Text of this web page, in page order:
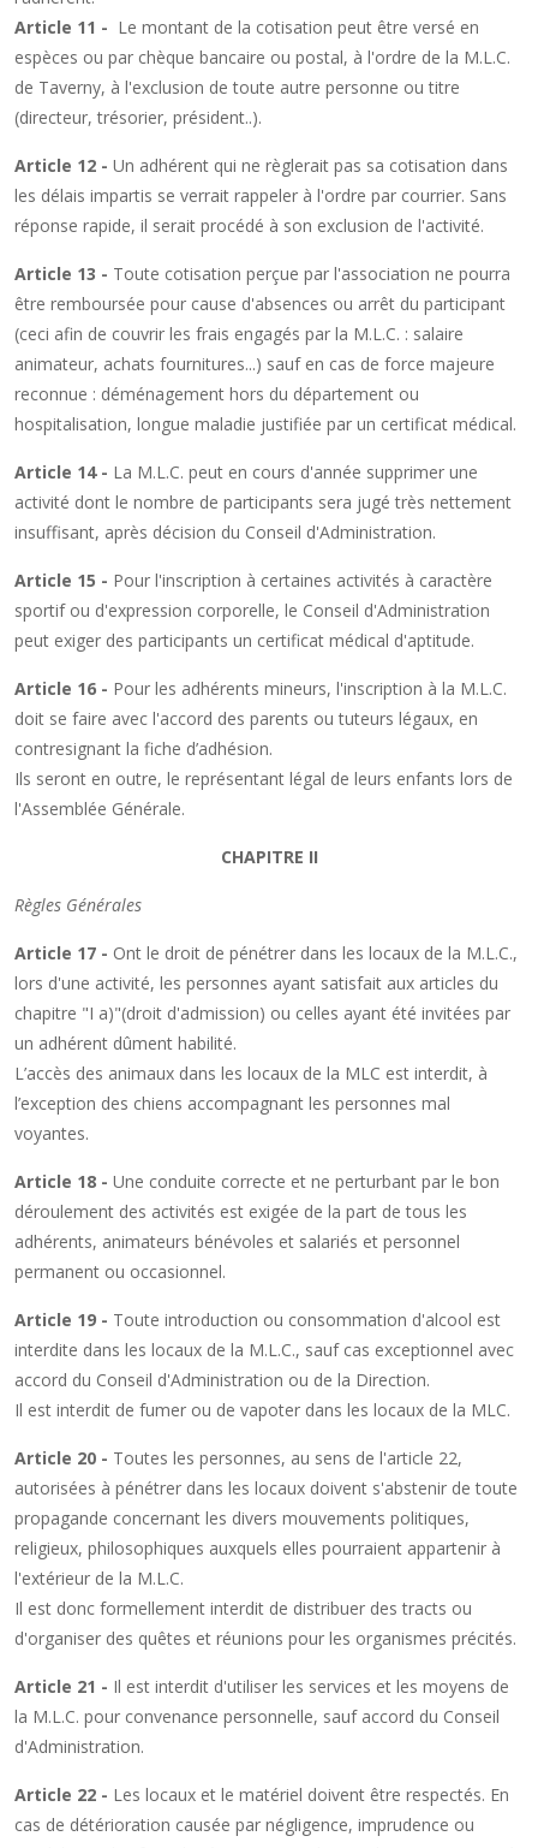
Article 11 - Le montant de la cotisation peut être versé en
espèces ou par chèque bancaire ou postal, à l'ordre de la M.L.C.
de Taverny, à l'exclusion de toute autre personne ou titre
(directeur, trésorier, président..).
Article 12 - Un adhérent qui ne règlerait pas sa cotisation dans
les délais impartis se verrait rappeler à l'ordre par courrier. Sans
réponse rapide, il serait procédé à son exclusion de l'activité.
Article 13 - Toute cotisation perçue par l'association ne pourra
être remboursée pour cause d'absences ou arrêt du participant
(ceci afin de couvrir les frais engagés par la M.L.C. : salaire
animateur, achats fournitures...) sauf en cas de force majeure
reconnue : déménagement hors du département ou
hospitalisation, longue maladie justifiée par un certificat médical.
Article 14 - La M.L.C. peut en cours d'année supprimer une
activité dont le nombre de participants sera jugé très nettement
insuffisant, après décision du Conseil d'Administration.
Article 15 - Pour l'inscription à certaines activités à caractère
sportif ou d'expression corporelle, le Conseil d'Administration
peut exiger des participants un certificat médical d'aptitude.
Article 16 - Pour les adhérents mineurs, l'inscription à la M.L.C.
doit se faire avec l'accord des parents ou tuteurs légaux, en
contresignant la fiche d’adhésion.
Ils seront en outre, le représentant légal de leurs enfants lors de
l'Assemblée Générale.
CHAPITRE II
Règles Générales
Article 17 - Ont le droit de pénétrer dans les locaux de la M.L.C.,
lors d'une activité, les personnes ayant satisfait aux articles du
chapitre "I a)"(droit d'admission) ou celles ayant été invitées par
un adhérent dûment habilité.
L’accès des animaux dans les locaux de la MLC est interdit, à
l’exception des chiens accompagnant les personnes mal
voyantes.
Article 18 - Une conduite correcte et ne perturbant par le bon
déroulement des activités est exigée de la part de tous les
adhérents, animateurs bénévoles et salariés et personnel
permanent ou occasionnel.
Article 19 - Toute introduction ou consommation d'alcool est
interdite dans les locaux de la M.L.C., sauf cas exceptionnel avec
accord du Conseil d'Administration ou de la Direction.
Il est interdit de fumer ou de vapoter dans les locaux de la MLC.
Article 20 - Toutes les personnes, au sens de l'article 22,
autorisées à pénétrer dans les locaux doivent s'abstenir de toute
propagande concernant les divers mouvements politiques,
religieux, philosophiques auxquels elles pourraient appartenir à
l'extérieur de la M.L.C.
Il est donc formellement interdit de distribuer des tracts ou
d'organiser des quêtes et réunions pour les organismes précités.
Article 21 - Il est interdit d'utiliser les services et les moyens de
la M.L.C. pour convenance personnelle, sauf accord du Conseil
d'Administration.
Article 22 - Les locaux et le matériel doivent être respectés. En
cas de détérioration causée par négligence, imprudence ou